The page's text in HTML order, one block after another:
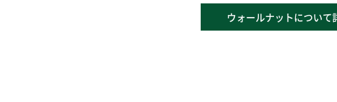
ウォールナットについて